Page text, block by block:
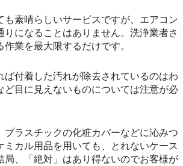
も素晴らしいサービスですが、エアコン
りになることはありません。洗浄業者さ
業を最大限するだけです。
ば付着した汚れが除去されているのはわ
ど目に見えないものについては注意が必
プラスチックの化粧カバーなどに沁みつ
ミカル用品を用いても、とれないケース
局、「絶対」はあり得ないのでお客様が